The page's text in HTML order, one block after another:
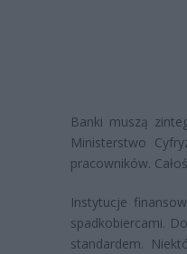
Banki muszą
Ministerstwo
pracowników.
Instytucje
spadkobiercami.
standardem.